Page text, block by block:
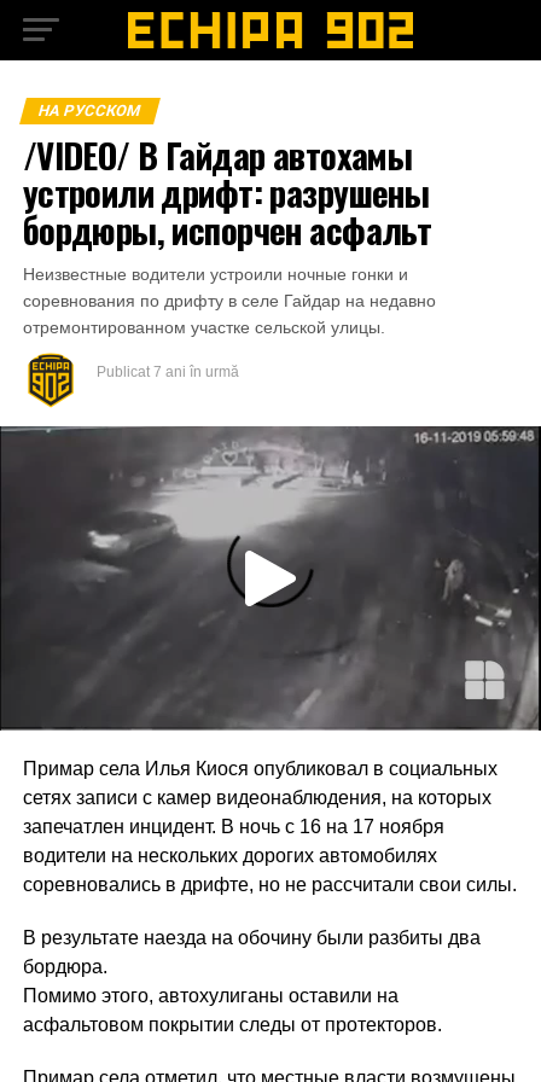
НА РУССКОМ
/VIDEO/ В Гайдар автохамы
устроили дрифт: разрушены
бордюры, испорчен асфальт
Неизвестные водители устроили ночные гонки и
соревнования по дрифту в селе Гайдар на недавно
отремонтированном участке сельской улицы.
Publicat 7 ani în urmă
Примар села Илья Киося опубликовал в социальных
сетях записи с камер видеонаблюдения, на которых
запечатлен инцидент. В ночь с 16 на 17 ноября
водители на нескольких дорогих автомобилях
соревновались в дрифте, но не рассчитали свои силы.
В результате наезда на обочину были разбиты два
бордюра.
Помимо этого, автохулиганы оставили на
асфальтовом покрытии следы от протекторов.
Примар села отметил, что местные власти возмущены